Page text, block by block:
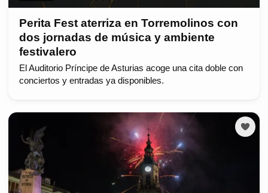
Perita Fest aterriza en Torremolinos con
dos jornadas de música y ambiente
festivalero
El Auditorio Príncipe de Asturias acoge una cita doble con
conciertos y entradas ya disponibles.